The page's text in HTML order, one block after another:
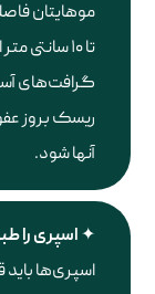
تا ۱۰
گرافت‌های
ریسک بروز
آنها شود.
اسپری را
اسپری‌ها باید